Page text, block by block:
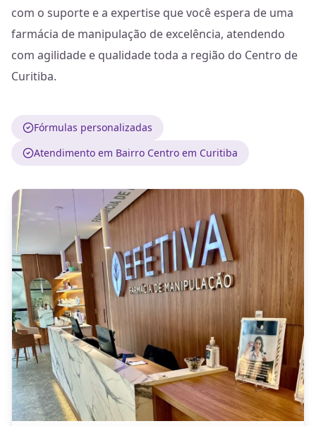
com o suporte e a expertise que você espera de uma
farmácia de manipulação de excelência, atendendo
com agilidade e qualidade toda a região do Centro de
Curitiba.
Fórmulas personalizadas
Atendimento em Bairro Centro em Curitiba